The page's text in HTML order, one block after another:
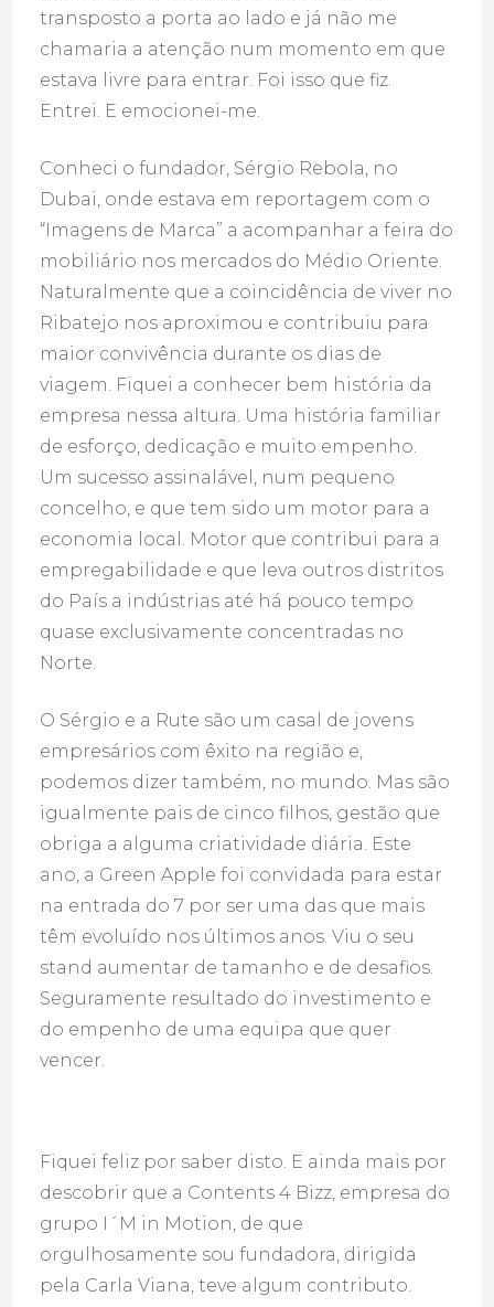
transposto a porta ao lado e já não me
chamaria a atenção num momento em que
estava livre para entrar. Foi isso que fiz.
Entrei. E emocionei-me.
Conheci o fundador, Sérgio Rebola, no
Dubai, onde estava em reportagem com o
“Imagens de Marca” a acompanhar a feira do
mobiliário nos mercados do Médio Oriente.
Naturalmente que a coincidência de viver no
Ribatejo nos aproximou e contribuiu para
maior convivência durante os dias de
viagem. Fiquei a conhecer bem história da
empresa nessa altura. Uma história familiar
de esforço, dedicação e muito empenho.
Um sucesso assinalável, num pequeno
concelho, e que tem sido um motor para a
economia local. Motor que contribui para a
empregabilidade e que leva outros distritos
do País a indústrias até há pouco tempo
quase exclusivamente concentradas no
Norte.
O Sérgio e a Rute são um casal de jovens
empresários com êxito na região e,
podemos dizer também, no mundo. Mas são
igualmente pais de cinco filhos, gestão que
obriga a alguma criatividade diária. Este
ano, a Green Apple foi convidada para estar
na entrada do 7 por ser uma das que mais
têm evoluído nos últimos anos. Viu o seu
stand aumentar de tamanho e de desafios.
Seguramente resultado do investimento e
do empenho de uma equipa que quer
vencer.
Fiquei feliz por saber disto. E ainda mais por
descobrir que a Contents 4 Bizz, empresa do
grupo I´M in Motion, de que
orgulhosamente sou fundadora, dirigida
pela Carla Viana, teve algum contributo.